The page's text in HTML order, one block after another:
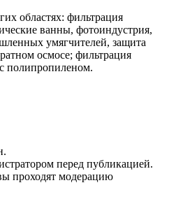
областях: фильтрация
ванны, фотоиндустрия,
умягчителей, защита
осмосе; фильтрация
полипропиленом.
перед публикацией.
проходят модерацию